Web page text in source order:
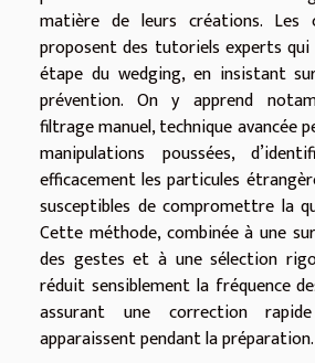
matière de leurs créations. Les
proposent des tutoriels experts
étape du wedging, en insistant
prévention. On y apprend
filtrage manuel, technique avancée
manipulations poussées,
efficacement les particules
susceptibles de compromettre la
Cette méthode, combinée à une
des gestes et à une sélection
réduit sensiblement la fréquence
assurant une correction
apparaissent pendant la préparation.